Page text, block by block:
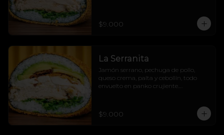
$9.000
La Serranita
Jamón serrano, pechuga de pollo,
queso crema, palta y cebollín, todo
envuelto en panko crujiente.
😏💛
$9.000